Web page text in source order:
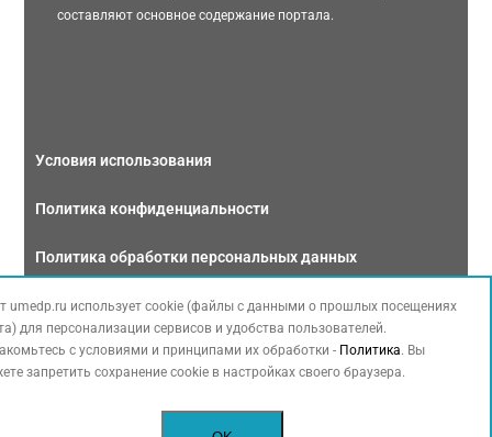
составляют основное содержание портала.
Условия использования
Политика конфиденциальности
Политика обработки персональных данных
Связаться с нами
umedp.ru использует cookie (файлы с данными о прошлых посещениях
для персонализации сервисов и удобства пользователей.
с условиями и принципами их обработки - Политика. Вы
запретить сохранение cookie в настройках своего браузера.